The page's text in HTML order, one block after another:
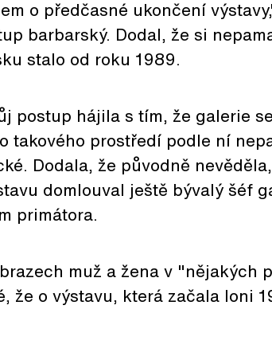
o předčasné ukončení
barbarský. Dodal, že si
stalo od roku 1989.
postup hájila s tím, že galerie
takového prostředí podle ní
Dodala, že původně
domlouval ještě bývalý šéf
primátora.
muž a žena v "nějakých
že o výstavu, která začala loni